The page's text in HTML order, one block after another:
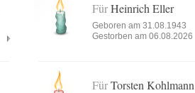
FürHeinrich Eller
Geboren am 31.08.1943
Gestorben am 06.08.2026
FürTorsten Kohlmann